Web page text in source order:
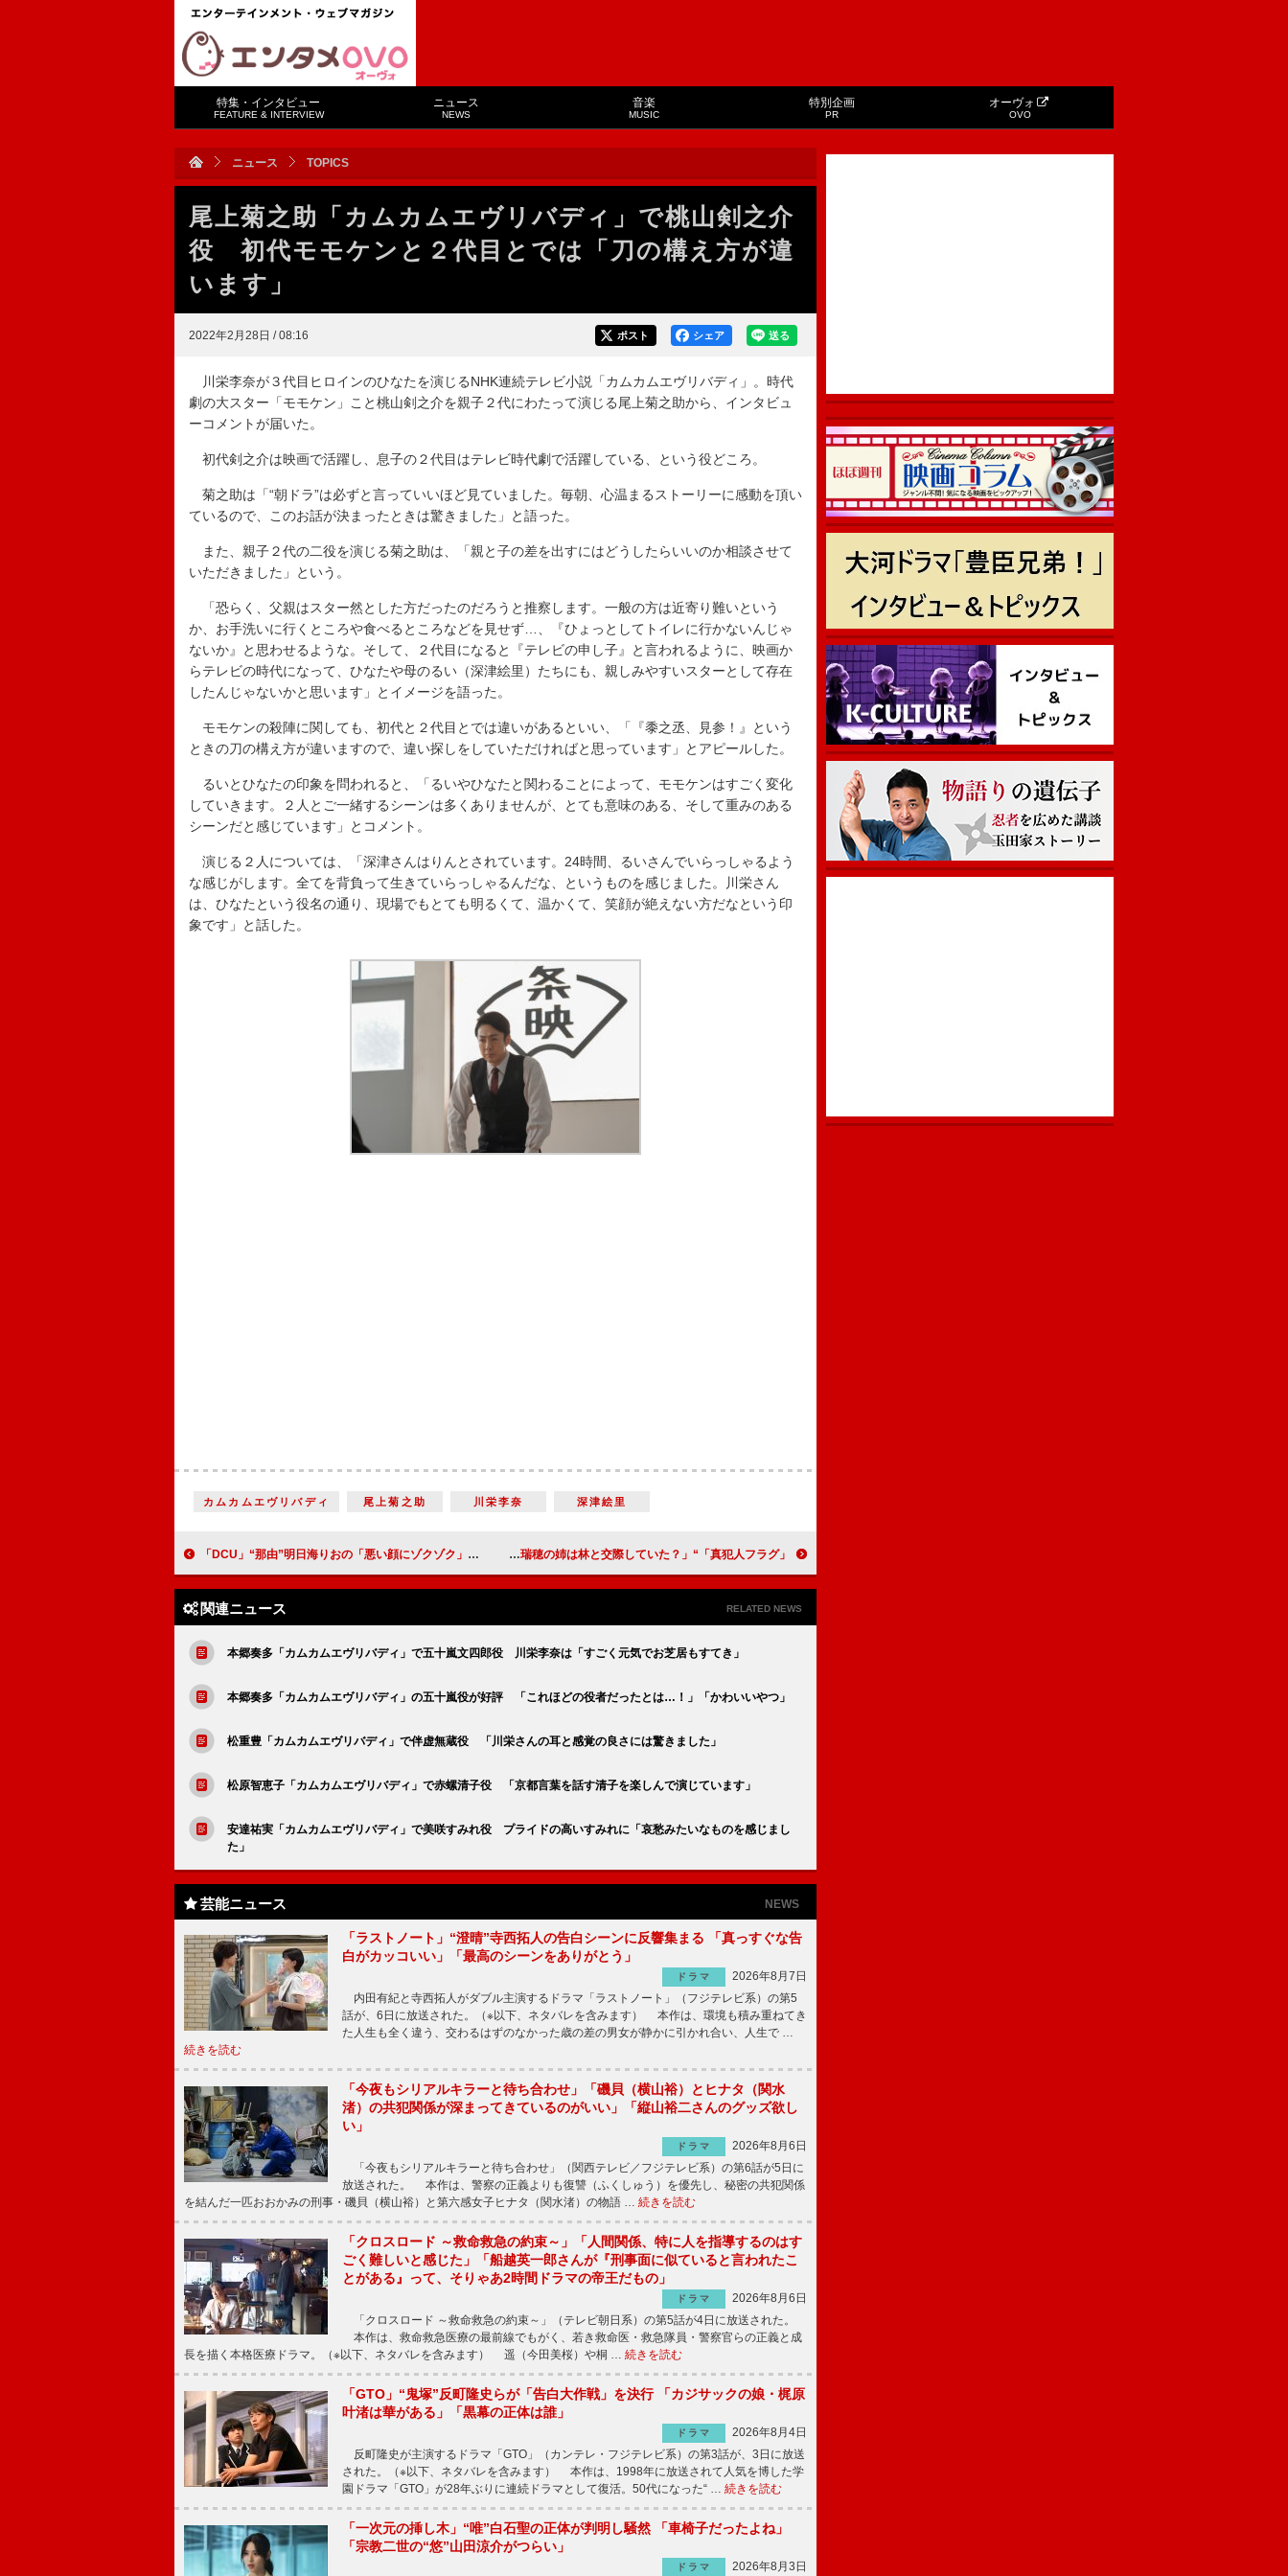
特集・インタビュー
FEATURE & INTERVIEW
ニュース
NEWS
音楽
MUSIC
特別企画
PR
オーヴォ
OVO
ニュース TOPICS
尾上菊之助「カムカムエヴリバディ」で桃山剣之介
役 初代モモケンと２代目とでは「刀の構え方が違
います」
2022年2月28日 / 08:16 送る
シェア
ポスト
川栄李奈が３代目ヒロインのひなたを演じるNHK連続テレビ小説「カムカムエヴリバディ」。時代
劇の大スター「モモケン」こと桃山剣之介を親子２代にわたって演じる尾上菊之助から、インタビュ
ーコメントが届いた。
初代剣之介は映画で活躍し、息子の２代目はテレビ時代劇で活躍している、という役どころ。
菊之助は「“朝ドラ”は必ずと言っていいほど見ていました。毎朝、心温まるストーリーに感動を頂い
ているので、このお話が決まったときは驚きました」と語った。
また、親子２代の二役を演じる菊之助は、「親と子の差を出すにはどうしたらいいのか相談させて
いただきました」という。
「恐らく、父親はスター然とした方だったのだろうと推察します。一般の方は近寄り難いという
か、お手洗いに行くところや食べるところなどを見せず…、『ひょっとしてトイレに行かないんじゃ
ないか』と思わせるような。そして、２代目になると『テレビの申し子』と言われるように、映画か
らテレビの時代になって、ひなたや母のるい（深津絵里）たちにも、親しみやすいスターとして存在
したんじゃないかと思います」とイメージを語った。
モモケンの殺陣に関しても、初代と２代目とでは違いがあるといい、「『黍之丞、見参！』という
ときの刀の構え方が違いますので、違い探しをしていただければと思っています」とアピールした。
るいとひなたの印象を問われると、「るいやひなたと関わることによって、モモケンはすごく変化
していきます。２人とご一緒するシーンは多くありませんが、とても意味のある、そして重みのある
シーンだと感じています」とコメント。
演じる２人については、「深津さんはりんとされています。24時間、るいさんでいらっしゃるよう
な感じがします。全てを背負って生きていらっしゃるんだな、というものを感じました。川栄さん
は、ひなたという役名の通り、現場でもとても明るくて、温かくて、笑顔が絶えない方だなという印
象です」と話した。
カムカムエヴリバディ 尾上菊之助 川栄李奈 深津絵里
「DCU」“那由”明日海りおの「悪い顔にゾクゾク」 15年前の海難事故の謎が深まり視聴者の考察も加速 「真犯人フラグ」“一星”佐野勇斗の自白に反響 「河村が殺されないか心配」「瑞穂の姉は林と交際していた？」
関連ニュース RELATED NEWS
本郷奏多「カムカムエヴリバディ」で五十嵐文四郎役 川栄李奈は「すごく元気でお芝居もすてき」
本郷奏多「カムカムエヴリバディ」の五十嵐役が好評 「これほどの役者だったとは…！」「かわいいやつ」
松重豊「カムカムエヴリバディ」で伴虚無蔵役 「川栄さんの耳と感覚の良さには驚きました」
松原智恵子「カムカムエヴリバディ」で赤螺清子役 「京都言葉を話す清子を楽しんで演じています」
安達祐実「カムカムエヴリバディ」で美咲すみれ役 プライドの高いすみれに「哀愁みたいなものを感じまし
た」
芸能ニュース NEWS
「ラストノート」“澄晴”寺西拓人の告白シーンに反響集まる 「真っすぐな告
白がカッコいい」「最高のシーンをありがとう」
ドラマ
2026年8月7日
内田有紀と寺西拓人がダブル主演するドラマ「ラストノート」（フジテレビ系）の第5
話が、6日に放送された。（※以下、ネタバレを含みます） 本作は、環境も積み重ねてき
た人生も全く違う、交わるはずのなかった歳の差の男女が静かに引かれ合い、人生で …
続きを読む
「今夜もシリアルキラーと待ち合わせ」「磯貝（横山裕）とヒナタ（関水
渚）の共犯関係が深まってきているのがいい」「縦山裕二さんのグッズ欲し
い」
ドラマ
2026年8月6日
「今夜もシリアルキラーと待ち合わせ」（関西テレビ／フジテレビ系）の第6話が5日に
放送された。 本作は、警察の正義よりも復讐（ふくしゅう）を優先し、秘密の共犯関係
を結んだ一匹おおかみの刑事・磯貝（横山裕）と第六感女子ヒナタ（関水渚）の物語 … 続きを読む
「クロスロード ～救命救急の約束～」「人間関係、特に人を指導するのはす
ごく難しいと感じた」「船越英一郎さんが『刑事面に似ていると言われたこ
とがある』って、そりゃあ2時間ドラマの帝王だもの」
ドラマ
2026年8月6日
「クロスロード ～救命救急の約束～」（テレビ朝日系）の第5話が4日に放送された。
本作は、救命救急医療の最前線でもがく、若き救命医・救急隊員・警察官らの正義と成
長を描く本格医療ドラマ。（※以下、ネタバレを含みます） 遥（今田美桜）や桐 … 続きを読む
「GTO」“鬼塚”反町隆史らが「告白大作戦」を決行 「カジサックの娘・梶原
叶渚は華がある」「黒幕の正体は誰」
ドラマ
2026年8月4日
反町隆史が主演するドラマ「GTO」（カンテレ・フジテレビ系）の第3話が、3日に放送
された。（※以下、ネタバレを含みます） 本作は、1998年に放送されて人気を博した学
園ドラマ「GTO」が28年ぶりに連続ドラマとして復活。50代になった“ … 続きを読む
「一次元の挿し木」“唯”白石聖の正体が判明し騒然 「車椅子だったよね」
「宗教二世の“悠”山田涼介がつらい」
ドラマ 2026年8月3日